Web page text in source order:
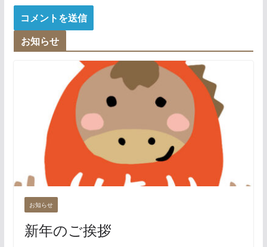
お知らせ
お知らせ
新年のご挨拶